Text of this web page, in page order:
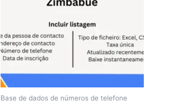
Base de dados de números de telefone